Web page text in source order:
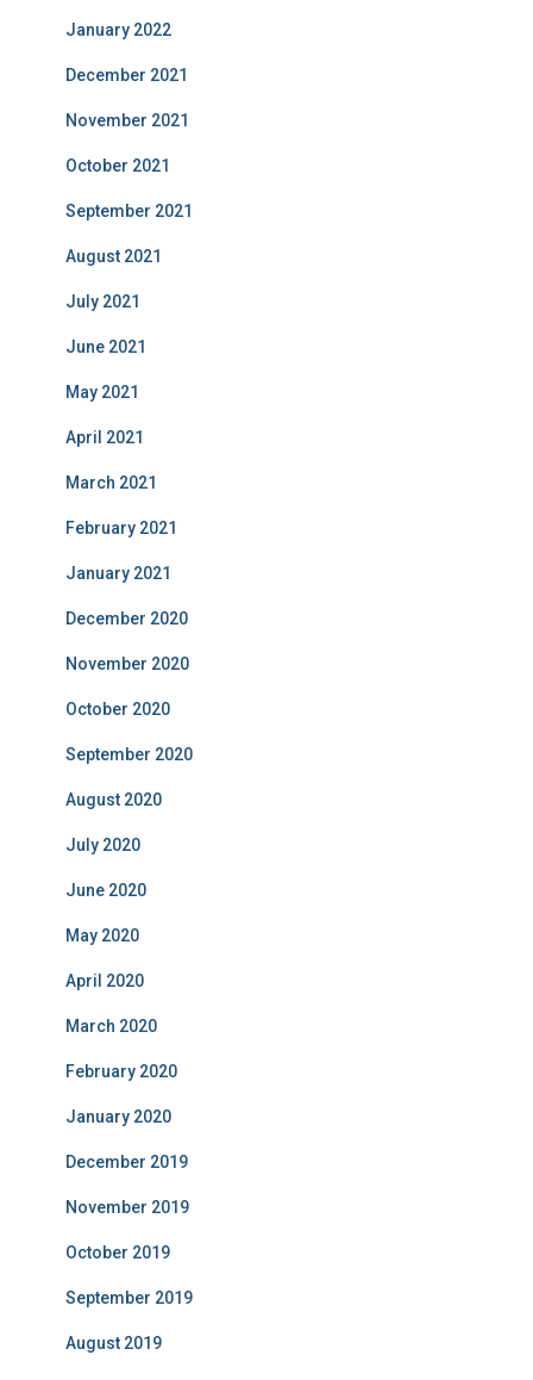
January 2022
December 2021
November 2021
October 2021
September 2021
August 2021
July 2021
June 2021
May 2021
April 2021
March 2021
February 2021
January 2021
December 2020
November 2020
October 2020
September 2020
August 2020
July 2020
June 2020
May 2020
April 2020
March 2020
February 2020
January 2020
December 2019
November 2019
October 2019
September 2019
August 2019